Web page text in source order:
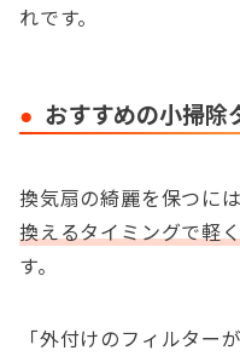
れです。
おすすめの小掃除
換気扇の綺麗を保つには
換えるタイミングで軽
す。
「外付けのフィルタ